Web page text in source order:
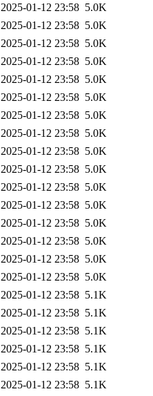
2025-01-12 23:58 5.0K
2025-01-12 23:58 5.0K
2025-01-12 23:58 5.0K
2025-01-12 23:58 5.0K
2025-01-12 23:58 5.0K
2025-01-12 23:58 5.0K
2025-01-12 23:58 5.0K
2025-01-12 23:58 5.0K
2025-01-12 23:58 5.0K
2025-01-12 23:58 5.0K
2025-01-12 23:58 5.0K
2025-01-12 23:58 5.0K
2025-01-12 23:58 5.0K
2025-01-12 23:58 5.0K
2025-01-12 23:58 5.0K
2025-01-12 23:58 5.0K
2025-01-12 23:58 5.1K
2025-01-12 23:58 5.1K
2025-01-12 23:58 5.1K
2025-01-12 23:58 5.1K
2025-01-12 23:58 5.1K
2025-01-12 23:58 5.1K